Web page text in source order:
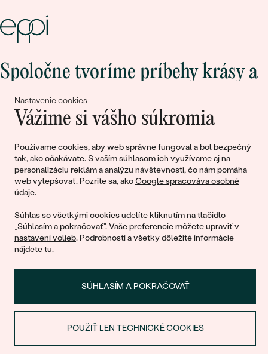
Nastavenie cookies
Vážime si vášho súkromia
Používame cookies, aby web správne fungoval a bol bezpečný
tak, ako očakávate. S vaším súhlasom ich využívame aj na
personalizáciu reklám a analýzu návštevnosti, čo nám pomáha
web vylepšovať. Pozrite sa, akoGoogle spracováva osobné
údaje.
Súhlas so všetkými cookies udelíte kliknutím na tlačidlo
„Súhlasím a pokračovať". Vaše preferencie môžete upraviť v
nastavení volieb. Podrobnosti a všetky dôležité informácie
nájdetetu.
SÚHLASÍM A POKRAČOVAŤ
POUŽIŤ LEN TECHNICKÉ COOKIES
Spoločne tvoríme príbehy krásy a
lásky
Pripojte sa k nám!
© 2011 - 2026, Eppi.sk
ZĽAVA NA PRVÝ NÁKUP